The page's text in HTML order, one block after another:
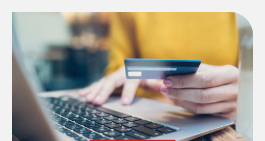
Samvirke opridser fordele og
ulemper ved forskellige
strategier for tilbagebetaling af
dine lån